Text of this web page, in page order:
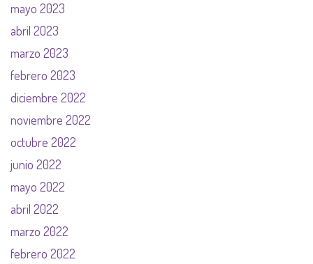
mayo 2023
abril 2023
marzo 2023
febrero 2023
diciembre 2022
noviembre 2022
octubre 2022
junio 2022
mayo 2022
abril 2022
marzo 2022
febrero 2022